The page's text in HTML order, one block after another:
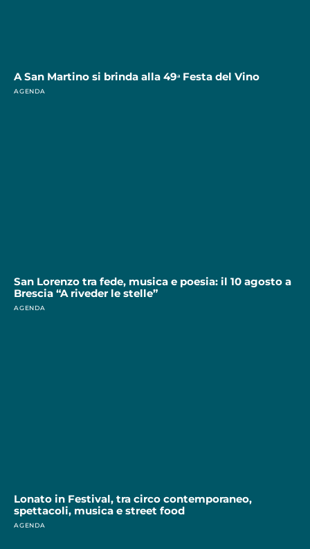
A San Martino si brinda alla 49ᵃ Festa del Vino
AGENDA
San Lorenzo tra fede, musica e poesia: il 10 agosto a
Brescia “A riveder le stelle”
AGENDA
Lonato in Festival, tra circo contemporaneo,
spettacoli, musica e street food
AGENDA